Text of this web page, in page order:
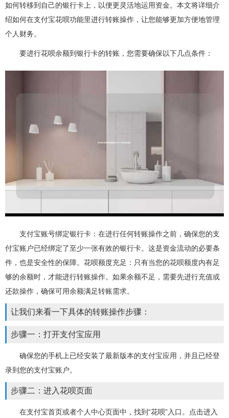
如何转移到自己的银行卡上，以便更灵活地运用资金。本文将详细介
绍如何在支付宝花呗功能里进行转账操作，让您能够更加方便地管理
个人财务。
要进行花呗余额到银行卡的转账，您需要确保以下几点条件：
支付宝账号绑定银行卡：在进行任何转账操作之前，确保您的支
付宝账户已经绑定了至少一张有效的银行卡。这是资金流动的必要条
件，也是安全性的保障。花呗额度充足：只有当您的花呗额度内有足
够的余额时，才能进行转账操作。如果余额不足，需要先进行充值或
还款操作，确保可用余额满足转账需求。
让我们来看一下具体的转账操作步骤：
步骤一：打开支付宝应用
确保您的手机上已经安装了最新版本的支付宝应用，并且已经登
录到您的支付宝账户。
步骤二：进入花呗页面
在支付宝首页或者个人中心页面中，找到“花呗”入口。点击进入